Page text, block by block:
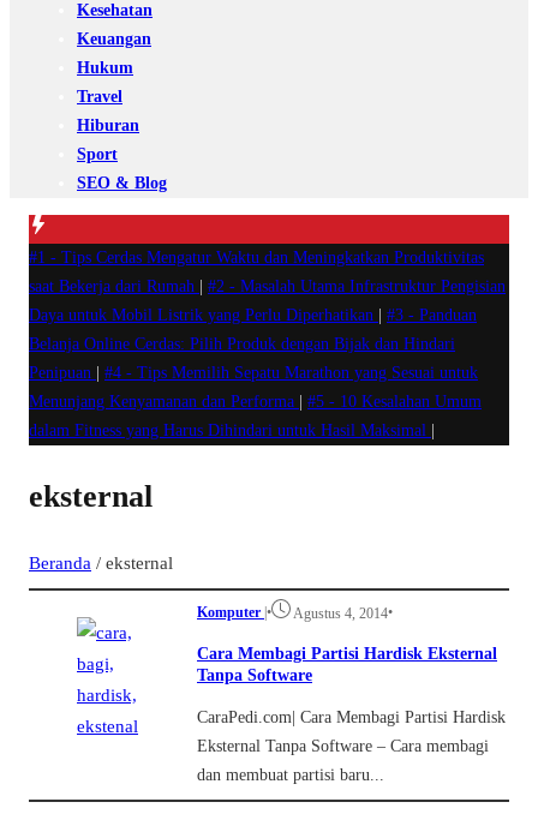
Kesehatan
Keuangan
Hukum
Travel
Hiburan
Sport
SEO & Blog
#1 - Tips Cerdas Mengatur Waktu dan Meningkatkan Produktivitas
saat Bekerja dari Rumah
#2 - Masalah Utama Infrastruktur Pengisian
Daya untuk Mobil Listrik yang Perlu Diperhatikan
#3 - Panduan
Belanja Online Cerdas: Pilih Produk dengan Bijak dan Hindari
Penipuan
#4 - Tips Memilih Sepatu Marathon yang Sesuai untuk
Menunjang Kenyamanan dan Performa
#5 - 10 Kesalahan Umum
dalam Fitness yang Harus Dihindari untuk Hasil Maksimal
eksternal
Beranda / eksternal
Komputer • Agustus 4, 2014•
Cara Membagi Partisi Hardisk Eksternal
Tanpa Software
CaraPedi.com| Cara Membagi Partisi Hardisk
Eksternal Tanpa Software – Cara membagi
dan membuat partisi baru...